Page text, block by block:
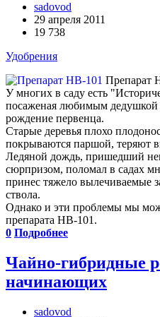
sadovod
29 апреля 2011
19 738
Удобрения
Препарат
У многих в саду есть
посаженая любимым дедушкой
рождение первенца.
Старые деревья плохо
покрываются паршой, теряют
Ледяной дождь, пришедший
сюрпризом, поломал в садах
принес тяжело вылечиваемые
ствола.
Однако и эти проблемы мы
препарата НВ-101.
0 Подробнее
Чайно-гибридные
начинающих
sadovod